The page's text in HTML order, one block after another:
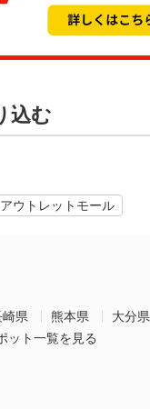
込む
アウトレットモール
崎県 熊本県 大分県
ット一覧を見る